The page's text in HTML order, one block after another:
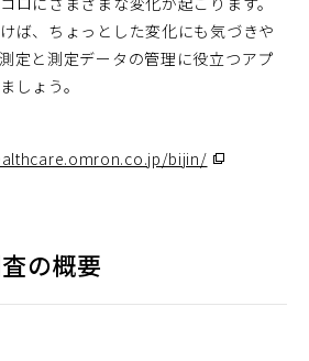
ば、ちょっとした変化にも気づきや
定と測定データの管理に役立つアプ
しょう。
bijin/ （別
の概要